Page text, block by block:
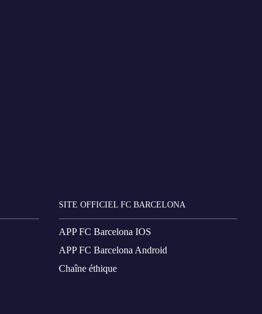
SITE OFFICIEL FC BARCELONA
APP FC Barcelona IOS
APP FC Barcelona Android
Chaîne éthique